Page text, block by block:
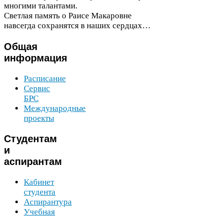
многими талантами.
Светлая память о Раисе Макаровне
навсегда сохранятся в наших сердцах…
Общая
информация
Расписание
Сервис
БРС
Международные
проекты
Студентам
и
аспирантам
Кабинет
студента
Аспирантура
Учебная